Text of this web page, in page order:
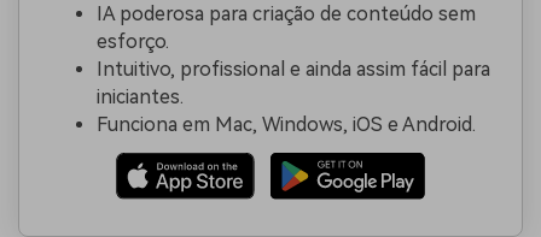
IA poderosa para criação de conteúdo sem
esforço.
Intuitivo, profissional e ainda assim fácil para
iniciantes.
Funciona em Mac, Windows, iOS e Android.